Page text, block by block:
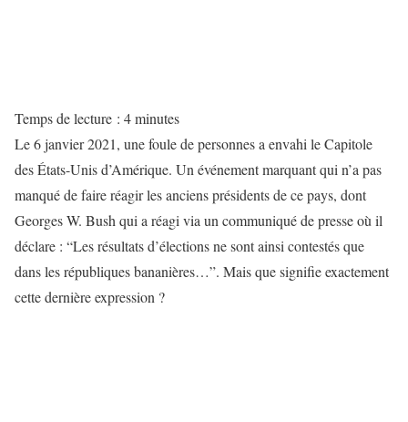
Temps de lecture : 4minutes
Le 6 janvier 2021, une foule de personnes a envahi le Capitole
des États-Unis d’Amérique. Un événement marquant qui n’a pas
manqué de faire réagir les anciens présidents de ce pays, dont
Georges W. Bush qui a réagi via un communiqué de presse où il
déclare : “Les résultats d’élections ne sont ainsi contestés que
dans les républiques bananières…”. Mais que signifie exactement
cette dernière expression ?